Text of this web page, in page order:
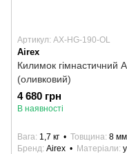
Артикул: AX-HG-190-OL
Airex
Килимок гімнастичний
(оливковий)
4 680 грн
В наявності
Вага 1,7 кг Товщина 8 мм
Бренд Airex Матеріали